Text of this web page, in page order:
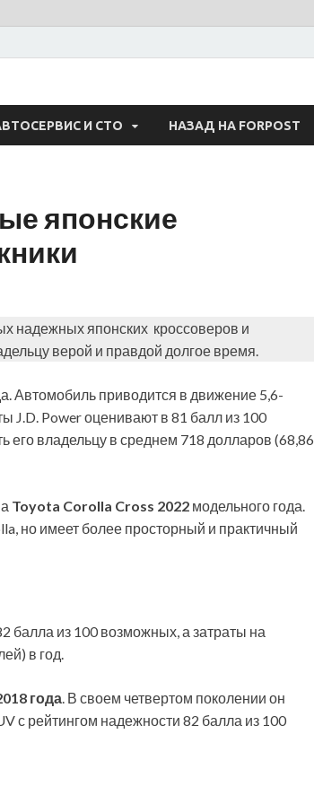
И СТО НАЗАД НА FORPOST
японские
надежных японских кроссоверов и
верой и правдой долгое время.
Автомобиль приводится в движение 5,6-
J.D. Power оценивают в 81 балл из 100
владельцу в среднем 718 долларов (68,86
Toyota Corolla Cross 2022 модельного года.
но имеет более просторный и практичный
балла из 100 возможных, а затраты на
в год.
года. В своем четвертом поколении он
с рейтингом надежности 82 балла из 100